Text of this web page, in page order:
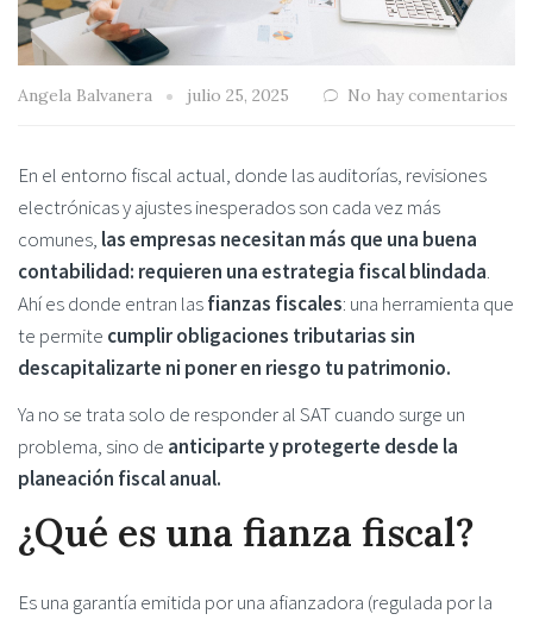
Angela Balvanera julio 25, 2025 No hay comentarios
En el entorno fiscal actual, donde las auditorías, revisiones
electrónicas y ajustes inesperados son cada vez más
comunes, las empresas necesitan más que una buena
contabilidad: requieren una estrategia fiscal blindada.
Ahí es donde entran lasfianzas fiscales: una herramienta que
te permite cumplir obligaciones tributarias sin
descapitalizarte ni poner en riesgo tu patrimonio.
Ya no se trata solo de responder al SAT cuando surge un
problema, sino de anticiparte y protegerte desde la
planeación fiscal anual.
¿Qué es una fianza fiscal?
Es una garantía emitida por una afianzadora (regulada por la